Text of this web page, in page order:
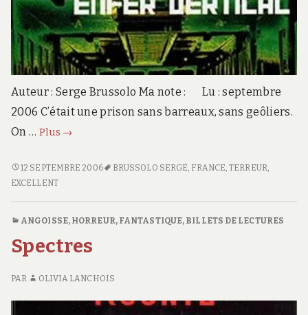
Auteur : Serge Brussolo Ma note : Lu : septembre
2006 C’était une prison sans barreaux, sans geôliers.
On … Plus Enfer
→
ENFER
VERTICAL
12 SEPTEMBRE 2006 BRUSSOLO SERGE FRANCE ,TERREUR
EXCELLENT
ANGOISSE, HORREUR, FANTASTIQUE, BILLETS DE LECTURES
Spectres
PAR OLIVIA LANCHOIS